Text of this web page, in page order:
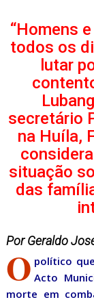
“Homens
todos os
lutar
secretário
na Huíla,
situação
das
Por Geraldo
O político
Acto
morte em